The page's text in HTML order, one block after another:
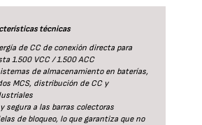
técnicas
de CC de conexión directa para
1.500 VCC / 1.500 ACC
de almacenamiento en baterías,
MCS, distribución de CC y
segura a las barras colectoras
de bloqueo, lo que garantiza que no